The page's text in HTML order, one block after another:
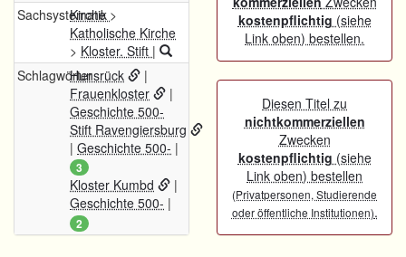
Sachsystematik
Kirche >
Katholische Kirche
> Kloster. Stift |
SchlagwörterHunsrück
|
Frauenkloster
|
Geschichte 500-
Stift Ravengiersburg
| Geschichte 500- |
3
Kloster Kumbd
|
Geschichte 500- |
2
kostenpflichtig (siehe
Link oben) bestellen.
Diesen Titel zu
nichtkommerziellen
Zwecken
kostenpflichtig (siehe
Link oben) bestellen
(Privatpersonen, Studierende
oder öffentliche Institutionen).